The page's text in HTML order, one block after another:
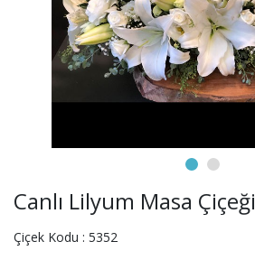
Canlı Lilyum Masa Çiçeği
Çiçek Kodu : 5352